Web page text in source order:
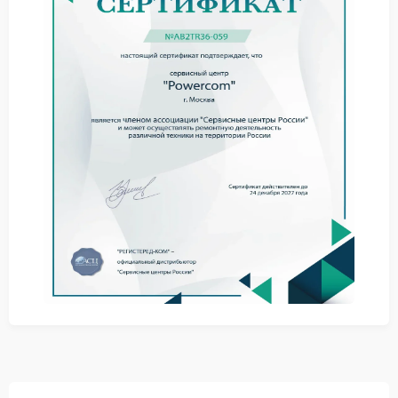
самостоятельное отключение;
запах нагретого пластика;
медленный запуск системы.
При подобных признаках стоит обратиться в сервис
Powercom, чтобы предотвратить повреждение
электронных компонентов и избежать более
серьезных затрат.
Полезные советы владельцам
Не стоит размещать ИБП рядом с отопительными
приборами или вплотную к стене. Ограниченная
ускоряет износ вентилятора. Также нежелательно
эксплуатировать устройство при сильной